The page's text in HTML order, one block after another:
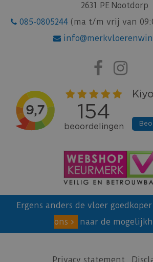
2631 PE Nootdorp
085-0805244 (ma t/m vrij van
Ergens anders de vloer
ons
naar de
Privacy statement